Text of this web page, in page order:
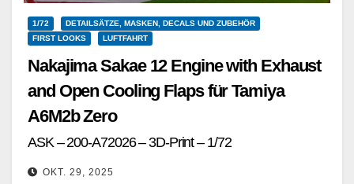
1/72
DETAILSÄTZE, MASKEN, DECALS UND ZUBEHÖR
FIRST LOOKS
LUFTFAHRT
Nakajima Sakae 12 Engine with Exhaust
and Open Cooling Flaps für Tamiya
A6M2b Zero
ASK – 200-A72026 – 3D-Print – 1/72
OKT. 29, 2025